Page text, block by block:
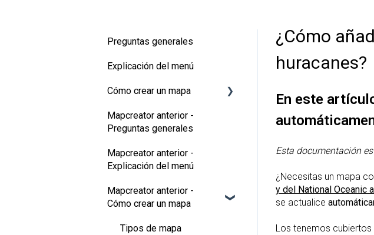
¿Cómo
huracanes?
En este
Esta documentación
¿Necesitas un mapa
y del National Oceanic
se actualice
Los tenemos
Preguntas generales
Explicación del menú
Cómo crear un mapa
Tipos de mapa
Animaciones del mapa
Funciones 3D
Mapcreator anterior -
Preguntas generales
Mapcreator anterior -
Explicación del menú
Mapcreator anterior -
Cómo crear un mapa
Tipos de mapa